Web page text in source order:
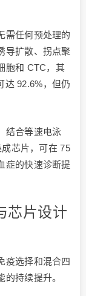
需任何预处理的
导扩散、拐点聚
胞和 CTC，其
达 92.6%，但仍
结合等速电泳
成芯片，可在 75
症的快速诊断提
片设计
疫选择和混合四
持续提升。